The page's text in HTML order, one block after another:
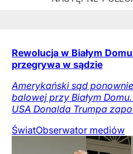
Rewolucja w Białym
przegrywa w sądzie
Amerykański sąd
balowej przy Białym
USA Donalda Trumpa
ŚwiatObserwator mediów